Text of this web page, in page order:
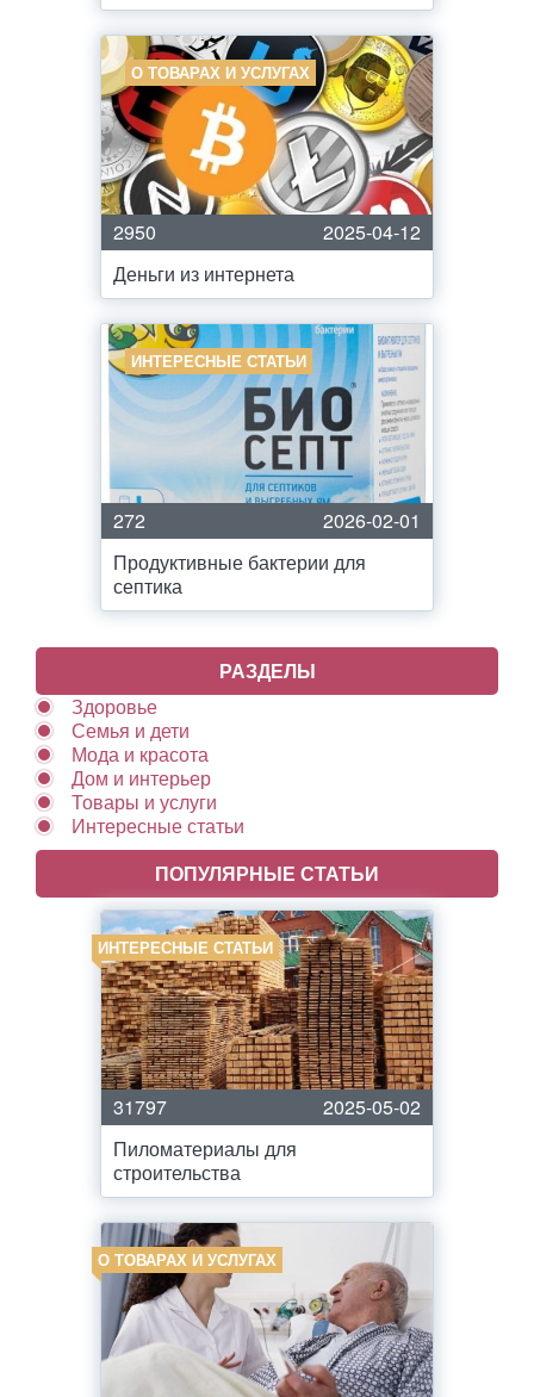
О ТОВАРАХ И УСЛУГАХ
2950
2025-04-12
Деньги из интернета
ИНТЕРЕСНЫЕ СТАТЬИ
272
2026-02-01
Продуктивные бактерии для
септика
РАЗДЕЛЫ
Здоровье
Семья и дети
Мода и красота
Дом и интерьер
Товары и услуги
Интересные статьи
ПОПУЛЯРНЫЕ СТАТЬИ
ИНТЕРЕСНЫЕ СТАТЬИ
31797
2025-05-02
Пиломатериалы для
строительства
О ТОВАРАХ И УСЛУГАХ